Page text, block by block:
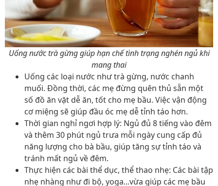
Uống nước trà gừng giúp hạn chế tình trạng nghén ngủ khi
mang thai
Uống các loại nước như trà gừng, nước chanh
muối. Đồng thời, các mẹ đừng quên thủ sẵn một
số đồ ăn vặt dễ ăn, tốt cho mẹ bầu. Việc vận động
cơ miệng sẽ giúp đầu óc mẹ dễ tỉnh táo hơn.
Thời gian nghỉ ngơi hợp lý: Ngủ đủ 8 tiếng vào đêm
và thêm 30 phút ngủ trưa mỗi ngày cung cấp đủ
năng lượng cho bà bầu, giúp tăng sự tỉnh táo và
tránh mất ngủ về đêm.
Thực hiện các bài thể dục, thể thao nhẹ: Các bài tập
nhẹ nhàng như đi bộ, yoga...vừa giúp các mẹ bầu